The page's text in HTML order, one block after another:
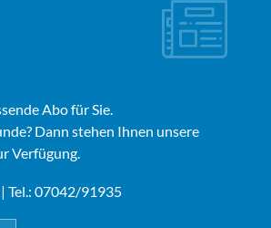
Abo für Sie.
Dann stehen Ihnen unsere
Verfügung.
| Tel.: 07042/91935